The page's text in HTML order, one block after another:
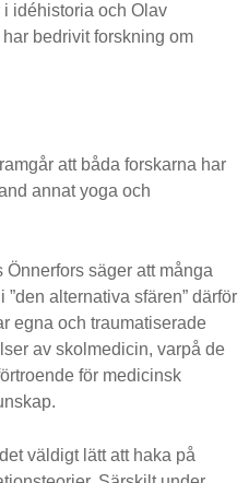
i idéhistoria och Olav
bedrivit forskning om
att båda forskarna har
annat yoga och
Önnerfors säger att många
”den alternativa sfären” därför
egna och traumatiserade
av skolmedicin, varpå de
för medicinsk
väldigt lätt att haka på